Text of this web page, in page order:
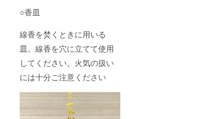
○香皿
線香を焚くときに用いる
皿。線香を穴に立てて使用
してください。火気の扱い
には十分ご注意ください